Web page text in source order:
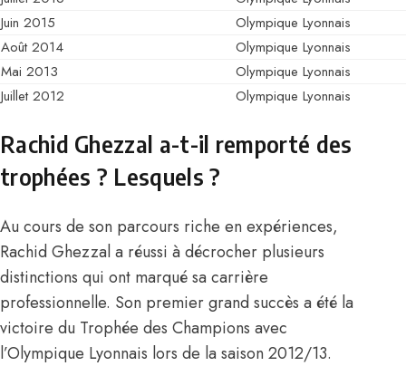
Juin 2015
Olympique Lyonnais
Août 2014
Olympique Lyonnais
Mai 2013
Olympique Lyonnais
Juillet 2012
Olympique Lyonnais
Rachid Ghezzal a-t-il remporté des
trophées ? Lesquels ?
Au cours de son parcours riche en expériences,
Rachid Ghezzal a réussi à décrocher plusieurs
distinctions qui ont marqué sa carrière
professionnelle. Son premier grand succès a été la
victoire du Trophée des Champions avec
l’Olympique Lyonnais lors de la saison 2012/13.